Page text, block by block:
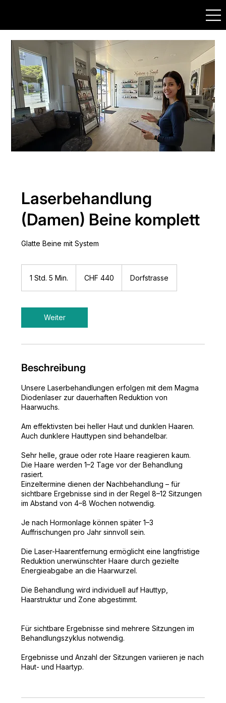
Laserbehandlung
(Damen) Beine komplett
Glatte Beine mit System
1 Std. 5 Min.
d
M
n
Franken
CHF 440 Dorfstrasse
Weiter
Beschreibung
Unsere Laserbehandlungen erfolgen mit dem Magma
Diodenlaser zur dauerhaften Reduktion von
Haarwuchs.
Am effektivsten bei heller Haut und dunklen Haaren.
Auch dunklere Hauttypen sind behandelbar.
Sehr helle, graue oder rote Haare reagieren kaum.
Die Haare werden 1–2 Tage vor der Behandlung
rasiert.
Einzeltermine dienen der Nachbehandlung – für
sichtbare Ergebnisse sind in der Regel 8–12 Sitzungen
im Abstand von 4–8 Wochen notwendig.
Je nach Hormonlage können später 1–3
Auffrischungen pro Jahr sinnvoll sein.
Die Laser-Haarentfernung ermöglicht eine langfristige
Reduktion unerwünschter Haare durch gezielte
Energieabgabe an die Haarwurzel.
Die Behandlung wird individuell auf Hauttyp,
Haarstruktur und Zone abgestimmt.
Für sichtbare Ergebnisse sind mehrere Sitzungen im
Behandlungszyklus notwendig.
Ergebnisse und Anzahl der Sitzungen variieren je nach
Haut- und Haartyp.